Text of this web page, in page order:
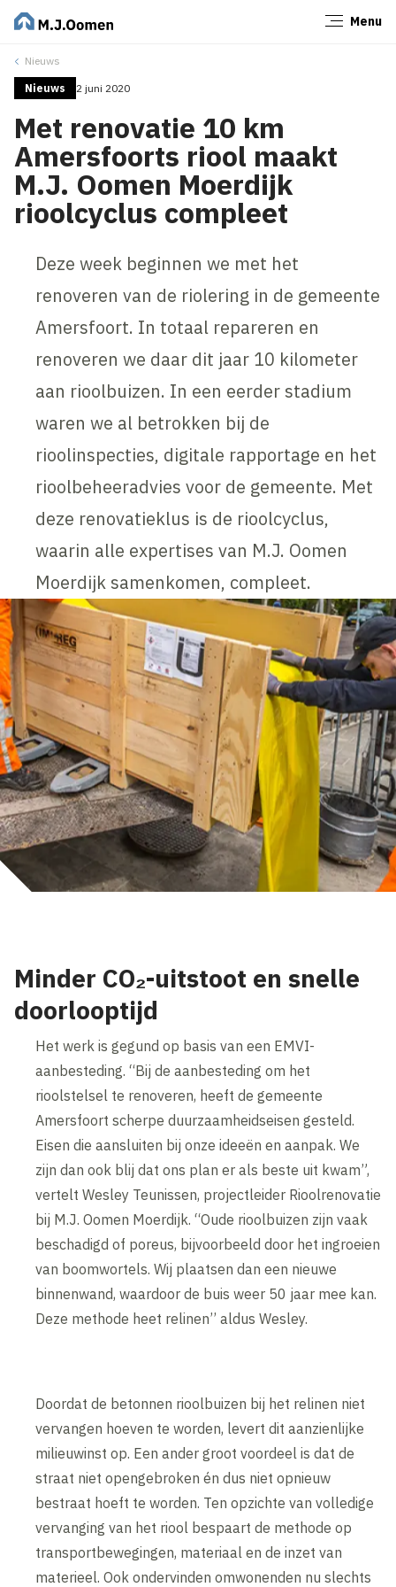
Menu
Nieuws
Nieuws 2 juni 2020
Met renovatie 10 km
Amersfoorts riool maakt
M.J. Oomen Moerdijk
rioolcyclus compleet
Deze week beginnen we met het
renoveren van de riolering in de gemeente
Amersfoort. In totaal repareren en
renoveren we daar dit jaar 10 kilometer
aan rioolbuizen. In een eerder stadium
waren we al betrokken bij de
rioolinspecties, digitale rapportage en het
rioolbeheeradvies voor de gemeente. Met
deze renovatieklus is de rioolcyclus,
waarin alle expertises van M.J. Oomen
Moerdijk samenkomen, compleet.
Minder CO₂-uitstoot en snelle
doorlooptijd
Het werk is gegund op basis van een EMVI-
aanbesteding. “Bij de aanbesteding om het
rioolstelsel te renoveren, heeft de gemeente
Amersfoort scherpe duurzaamheidseisen gesteld.
Eisen die aansluiten bij onze ideeën en aanpak. We
zijn dan ook blij dat ons plan er als beste uit kwam”,
vertelt Wesley Teunissen, projectleider Rioolrenovatie
bij M.J. Oomen Moerdijk. “Oude rioolbuizen zijn vaak
beschadigd of poreus, bijvoorbeeld door het ingroeien
van boomwortels. Wij plaatsen dan een nieuwe
binnenwand, waardoor de buis weer 50 jaar mee kan.
Deze methode heet relinen’’ aldus Wesley.
Doordat de betonnen rioolbuizen bij het relinen niet
vervangen hoeven te worden, levert dit aanzienlijke
milieuwinst op. Een ander groot voordeel is dat de
straat niet opengebroken én dus niet opnieuw
bestraat hoeft te worden. Ten opzichte van volledige
vervanging van het riool bespaart de methode op
transportbewegingen, materiaal en de inzet van
materieel. Ook ondervinden omwonenden nu slechts
Sluiten